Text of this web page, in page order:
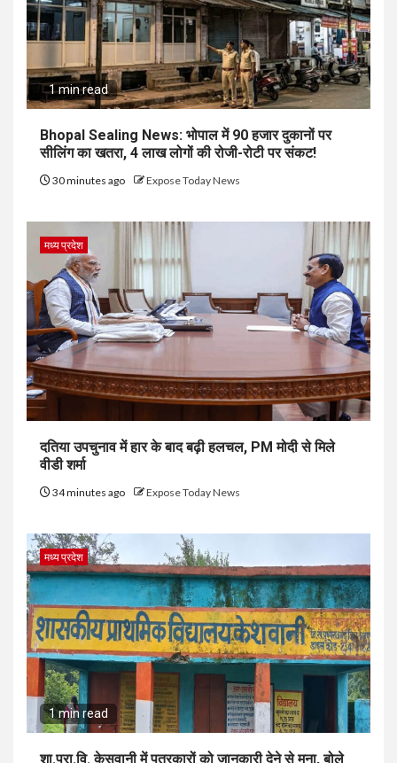
1 min read
Bhopal Sealing News: भोपाल में 90 हजार दुकानों पर
सीलिंग का खतरा, 4 लाख लोगों की रोजी-रोटी पर संकट!
30 minutes ago Expose Today News
मध्य प्रदेश
दतिया उपचुनाव में हार के बाद बढ़ी हलचल, PM मोदी से मिले
वीडी शर्मा
34 minutes ago Expose Today News
मध्य प्रदेश
1 min read
शा.प्रा.वि. केसवानी में पत्रकारों को जानकारी देने से मना, बोले